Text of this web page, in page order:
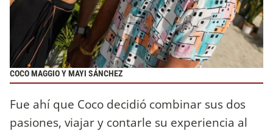
COCO MAGGIO Y MAYI SÁNCHEZ
Fue ahí que Coco decidió combinar sus dos
pasiones, viajar y contarle su experiencia al